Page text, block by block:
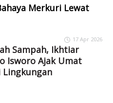
Merkuri Lewat
17 Apr 2026
Sampah, Ikhtiar
Isworo Ajak Umat
Lingkungan